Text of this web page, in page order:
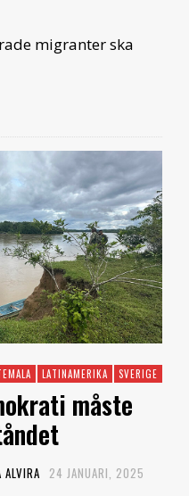
migranter ska
LATINAMERIKA SVERIGE
måste
ALVIRA 24 JANUARI, 2025